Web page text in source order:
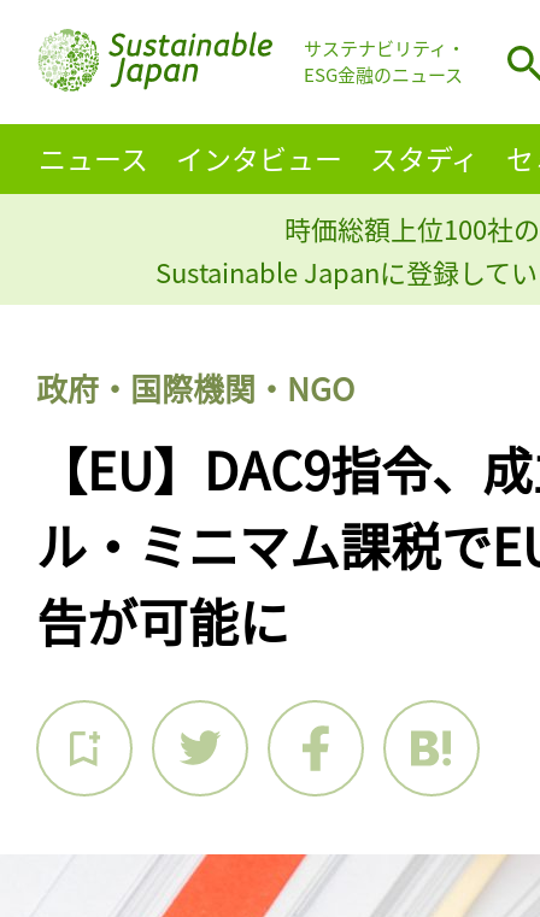
サステナビリティ・
ESG金融のニュース
ニュース インタビュー スタディ
時価総額上位100社
Sustainable Japanに登録して
政府・国際機関・NGO
【EU】DAC9指令、
ル・ミニマム課税で
告が可能に